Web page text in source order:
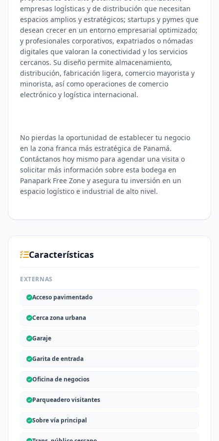
empresas logísticas y de distribución que necesitan
espacios amplios y estratégicos; startups y pymes que
desean crecer en un entorno empresarial optimizado;
y profesionales corporativos, expatriados o nómadas
digitales que valoran la conectividad y los servicios
cercanos. Su diseño permite almacenamiento,
distribución, fabricación ligera, comercio mayorista y
minorista, así como operaciones de comercio
electrónico y logística internacional.
No pierdas la oportunidad de establecer tu negocio
en la zona franca más estratégica de Panamá.
Contáctanos hoy mismo para agendar una visita o
solicitar más información sobre esta bodega en
Panapark Free Zone y asegura tu inversión en un
espacio logístico e industrial de alto nivel.
Características
EXTERNAS
Acceso pavimentado
Cerca zona urbana
Garaje
Garita de entrada
Oficina de negocios
Parqueadero visitantes
Sobre vía principal